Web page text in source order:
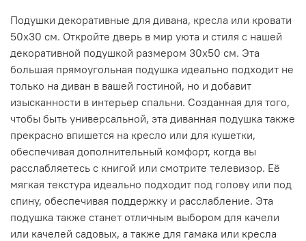
Подушки декоративные для дивана, кресла или кровати
50х30 см. Откройте дверь в мир уюта и стиля с нашей
декоративной подушкой размером 30х50 см. Эта
большая прямоугольная подушка идеально подходит не
только на диван в вашей гостиной, но и добавит
изысканности в интерьер спальни. Созданная для того,
чтобы быть универсальной, эта диванная подушка также
прекрасно впишется на кресло или для кушетки,
обеспечивая дополнительный комфорт, когда вы
расслабляетесь с книгой или смотрите телевизор. Её
мягкая текстура идеально подходит под голову или под
спину, обеспечивая поддержку и расслабление. Эта
подушка также станет отличным выбором для качели
или качелей садовых, а также для гамака или кресла